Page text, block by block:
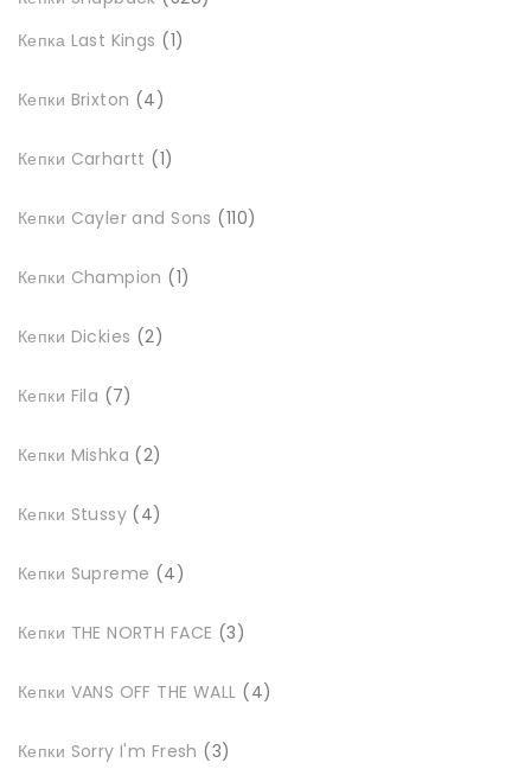
товарів
Кепка Last Kings
11
Кепки Brixton
4товари
Кепки Carhartt 1товар
Кепки Cayler and Sons 110товарів
Кепки Champion 1товар
Кепки Dickies 2товари
Кепки Fila 7товарів
Кепки Mishka 2товари
Кепки Stussy 4товари
Кепки Supreme 4товари
Кепки THE NORTH FACE 3товари
Кепки VANS OFF THE WALL 4товари
Кепки Sorry I'm Fresh 3товари